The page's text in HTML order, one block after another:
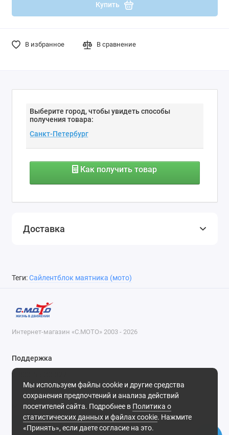
Купить
В избранное В сравнение
Выберите город, чтобы увидеть способы
получения товара:
Как получить товар
Доставка
Теги:Сайлентблок маятника (мото)
Мы используем файлы cookie и другие средства
сохранения предпочтений и анализа действий
посетителей сайта. Подробнее в Политика о
статистических данных и файлах cookie. Нажмите
«Принять», если даете согласие на это.
Интернет-магазин «С.МОТО» 2003 - 2026
Поддержка
8-800-55-00-327
Будни, с 09-30 до 18-30
Мы в сети